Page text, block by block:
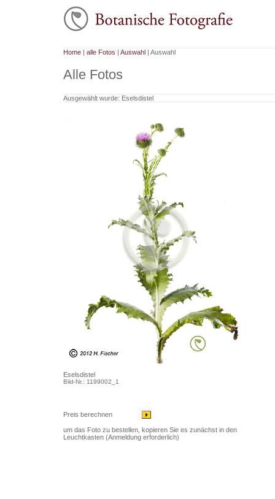
Home| alle Fotos | Auswahl| Auswahl
Alle Fotos
Ausgewählt wurde: Eselsdistel
Eselsdistel
Bild-Nr.: 1199002_1
Preis berechnen
um das Foto zu bestellen, kopieren Sie es zunächst in den
Leuchtkasten (Anmeldung erforderlich)